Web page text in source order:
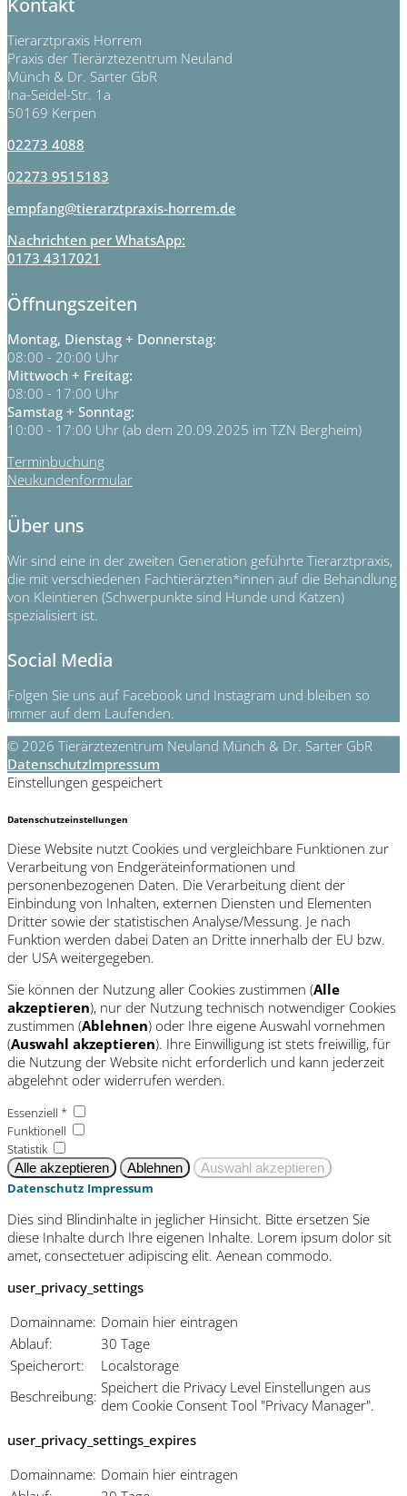
Kontakt
Tierarztpraxis Horrem
Praxis der Tierärztezentrum Neuland
Münch & Dr. Sarter GbR
Ina-Seidel-Str. 1a
50169 Kerpen
02273 4088
02273 9515183
empfang@tierarztpraxis-horrem.de
Nachrichten per WhatsApp:
0173 4317021
Öffnungszeiten
Montag, Dienstag + Donnerstag:
08:00 - 20:00 Uhr
Mittwoch + Freitag:
08:00 - 17:00 Uhr
Samstag + Sonntag:
10:00 - 17:00 Uhr (ab dem 20.09.2025 im TZN Bergheim)
Terminbuchung
Neukundenformular
Über uns
Wir sind eine in der zweiten Generation geführte Tierarztpraxis,
die mit verschiedenen Fachtierärzten*innen auf die Behandlung
von Kleintieren (Schwerpunkte sind Hunde und Katzen)
spezialisiert ist.
Social Media
Folgen Sie uns auf Facebook und Instagram und bleiben so
immer auf dem Laufenden.
© 2026 Tierärztezentrum Neuland Münch & Dr. Sarter GbR
DatenschutzImpressum
Einstellungen gespeichert
Datenschutzeinstellungen
Diese Website nutzt Cookies und vergleichbare Funktionen zur
Verarbeitung von Endgeräteinformationen und
personenbezogenen Daten. Die Verarbeitung dient der
Einbindung von Inhalten, externen Diensten und Elementen
Dritter sowie der statistischen Analyse/Messung. Je nach
Funktion werden dabei Daten an Dritte innerhalb der EU bzw.
der USA weitergegeben.
Sie können der Nutzung aller Cookies zustimmen (Alle
akzeptieren), nur der Nutzung technisch notwendiger Cookies
zustimmen (Ablehnen) oder Ihre eigene Auswahl vornehmen
(Auswahl akzeptieren). Ihre Einwilligung ist stets freiwillig, für
die Nutzung der Website nicht erforderlich und kann jederzeit
abgelehnt oder widerrufen werden.
Essenziell *
Funktionell
Statistik
Datenschutz Impressum
Dies sind Blindinhalte in jeglicher Hinsicht. Bitte ersetzen Sie
diese Inhalte durch Ihre eigenen Inhalte. Lorem ipsum dolor sit
amet, consectetuer adipiscing elit. Aenean commodo.
user_privacy_settings
Domainname: Domain hier eintragen
Ablauf:
30 Tage
Speicherort:
Localstorage
Beschreibung: Speichert die Privacy Level Einstellungen aus
dem Cookie Consent Tool "Privacy Manager".
user_privacy_settings_expires
Domainname: Domain hier eintragen